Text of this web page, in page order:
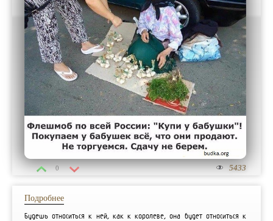
5433
0
Подробнее
Будешь относиться к ней, как к королеве, она будет относиться к